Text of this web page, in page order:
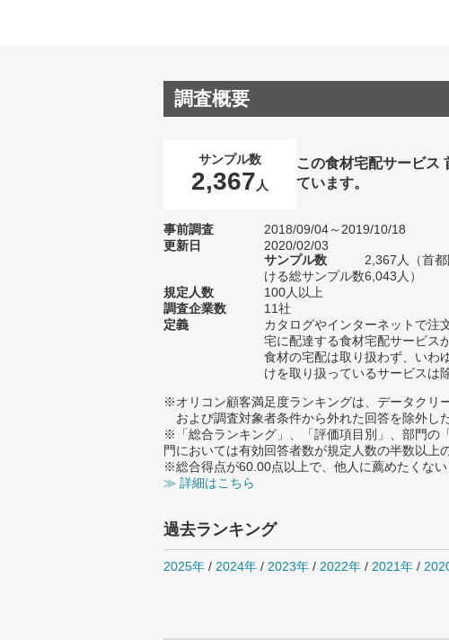
調査概要
サンプル数
2,367 人
この食材宅配サービス
ています。
事前調査
2018/09/04～2019/10/18
更新日
2020/02/03
サンプル数
2,367人（首
ける総サンプル数6,043人）
規定人数
100人以上
調査企業数
11社
定義
カタログやインターネットで注
宅に配達する食材宅配サービス
食材の宅配は取り扱わず、いわ
けを取り扱っているサービスは除
※オリコン顧客満足度ランキングは、データクリ
および調査対象者条件から外れた回答を除外し
※「総合ランキング」、「評価項目別」、部門の
門においては有効回答者数が規定人数の半数以上
※総合得点が60.00点以上で、他人に薦めたくな
≫ 詳細はこちら
過去ランキング
2025年 / 2024年 / 2023年 / 2022年 / 2021年 /